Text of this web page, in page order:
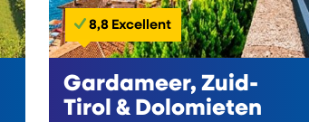
8,8 Excellent
Gardameer, Zuid-
Tirol & Dolomieten